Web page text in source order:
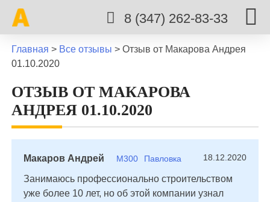
8 (347) 262-83-33
Главная > Все отзывы >Отзыв от Макарова Андрея
01.10.2020
ОТЗЫВ ОТ МАКАРОВА
АНДРЕЯ 01.10.2020
Макаров Андрей М300 Павловка 18.12.2020
Занимаюсь профессионально строительством
уже более 10 лет, но об этой компании узнал